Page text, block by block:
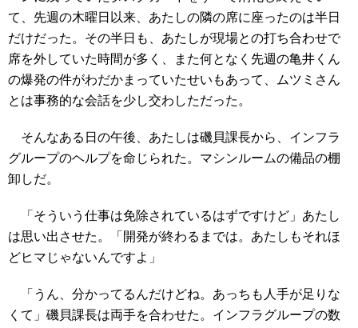
て、先週の木曜日以来、あたしの隣の席に座ったのは半日
だけだった。その半日も、あたしが現場との打ち合わせで
席を外していた時間が多く、また何となく先週の亀井くん
の爆発の件がわだかまっていたせいもあって、ムツミさん
とは事務的な会話を少し交わしただった。
そんなある日の午後、あたしは磯貝課長から、インフラ
グループのヘルプを命じられた。マシンルームの備品の棚
卸しだ。
「そういう仕事は免除されているはずですけど」あたし
は思い出させた。「開発が終わるまでは。あたしもそれほ
どヒマじゃないんですよ」
「うん、分かってるんだけどね。あっちも人手が足りな
くて」磯貝課長は両手を合わせた。インフラグループの数